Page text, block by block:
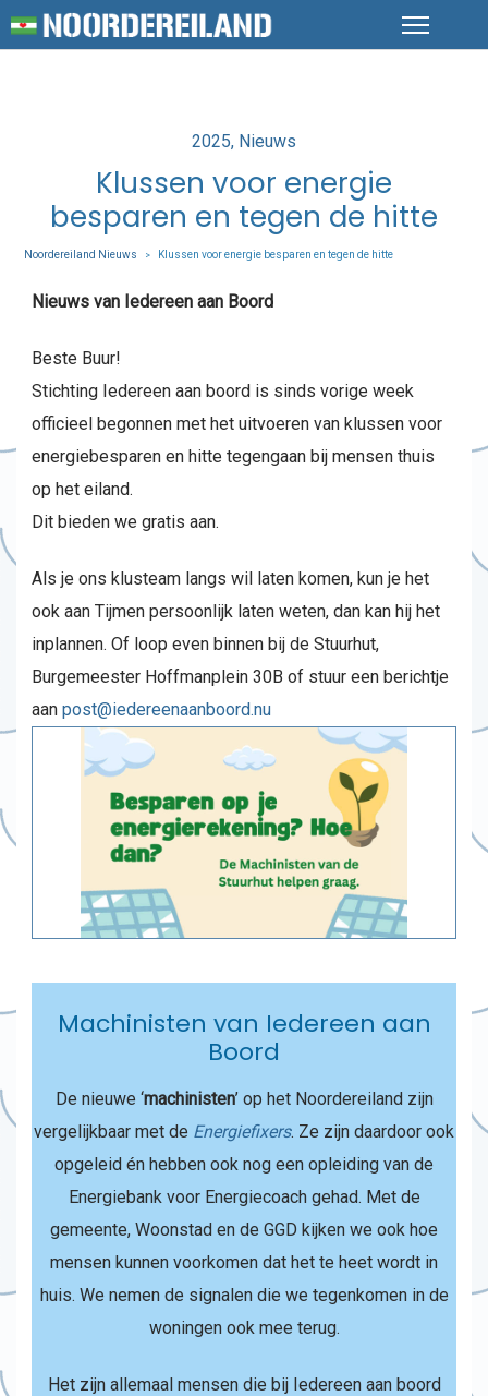
Posted
2025 Nieuws
Klussen voor energie
besparen en tegen de hitte
Noordereiland Nieuws > Klussen voor energie besparen en tegen de hitte
Nieuws van Iedereen aan Boord
Beste Buur!
Stichting Iedereen aan boord is sinds vorige week
officieel begonnen met het uitvoeren van klussen voor
energiebesparen en hitte tegengaan bij mensen thuis
op het eiland.
Dit bieden we gratis aan.
Als je ons klusteam langs wil laten komen, kun je het
ook aan Tijmen persoonlijk laten weten, dan kan hij het
inplannen. Of loop even binnen bij de Stuurhut,
Burgemeester Hoffmanplein 30B of stuur een berichtje
aan post@iedereenaanboord.nu
Machinisten van Iedereen aan
Boord
De nieuwe ‘machinisten’ op het Noordereiland zijn
vergelijkbaar met de Energiefixers. Ze zijn daardoor ook
opgeleid én hebben ook nog een opleiding van de
Energiebank voor Energiecoach gehad. Met de
gemeente, Woonstad en de GGD kijken we ook hoe
mensen kunnen voorkomen dat het te heet wordt in
huis. We nemen de signalen die we tegenkomen in de
woningen ook mee terug.
Het zijn allemaal mensen die bij Iedereen aan boord